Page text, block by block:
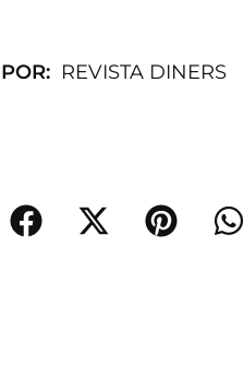
POR: REVISTA DINERS